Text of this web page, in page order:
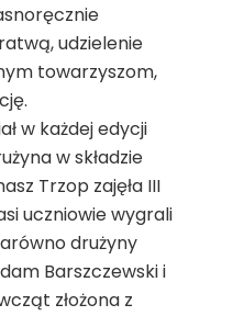
udzielenie
towarzyszom,
w każdej edycji
w składzie
Trzop zajęła III
uczniowie wygrali
drużyny
Barszczewski i
złożona z